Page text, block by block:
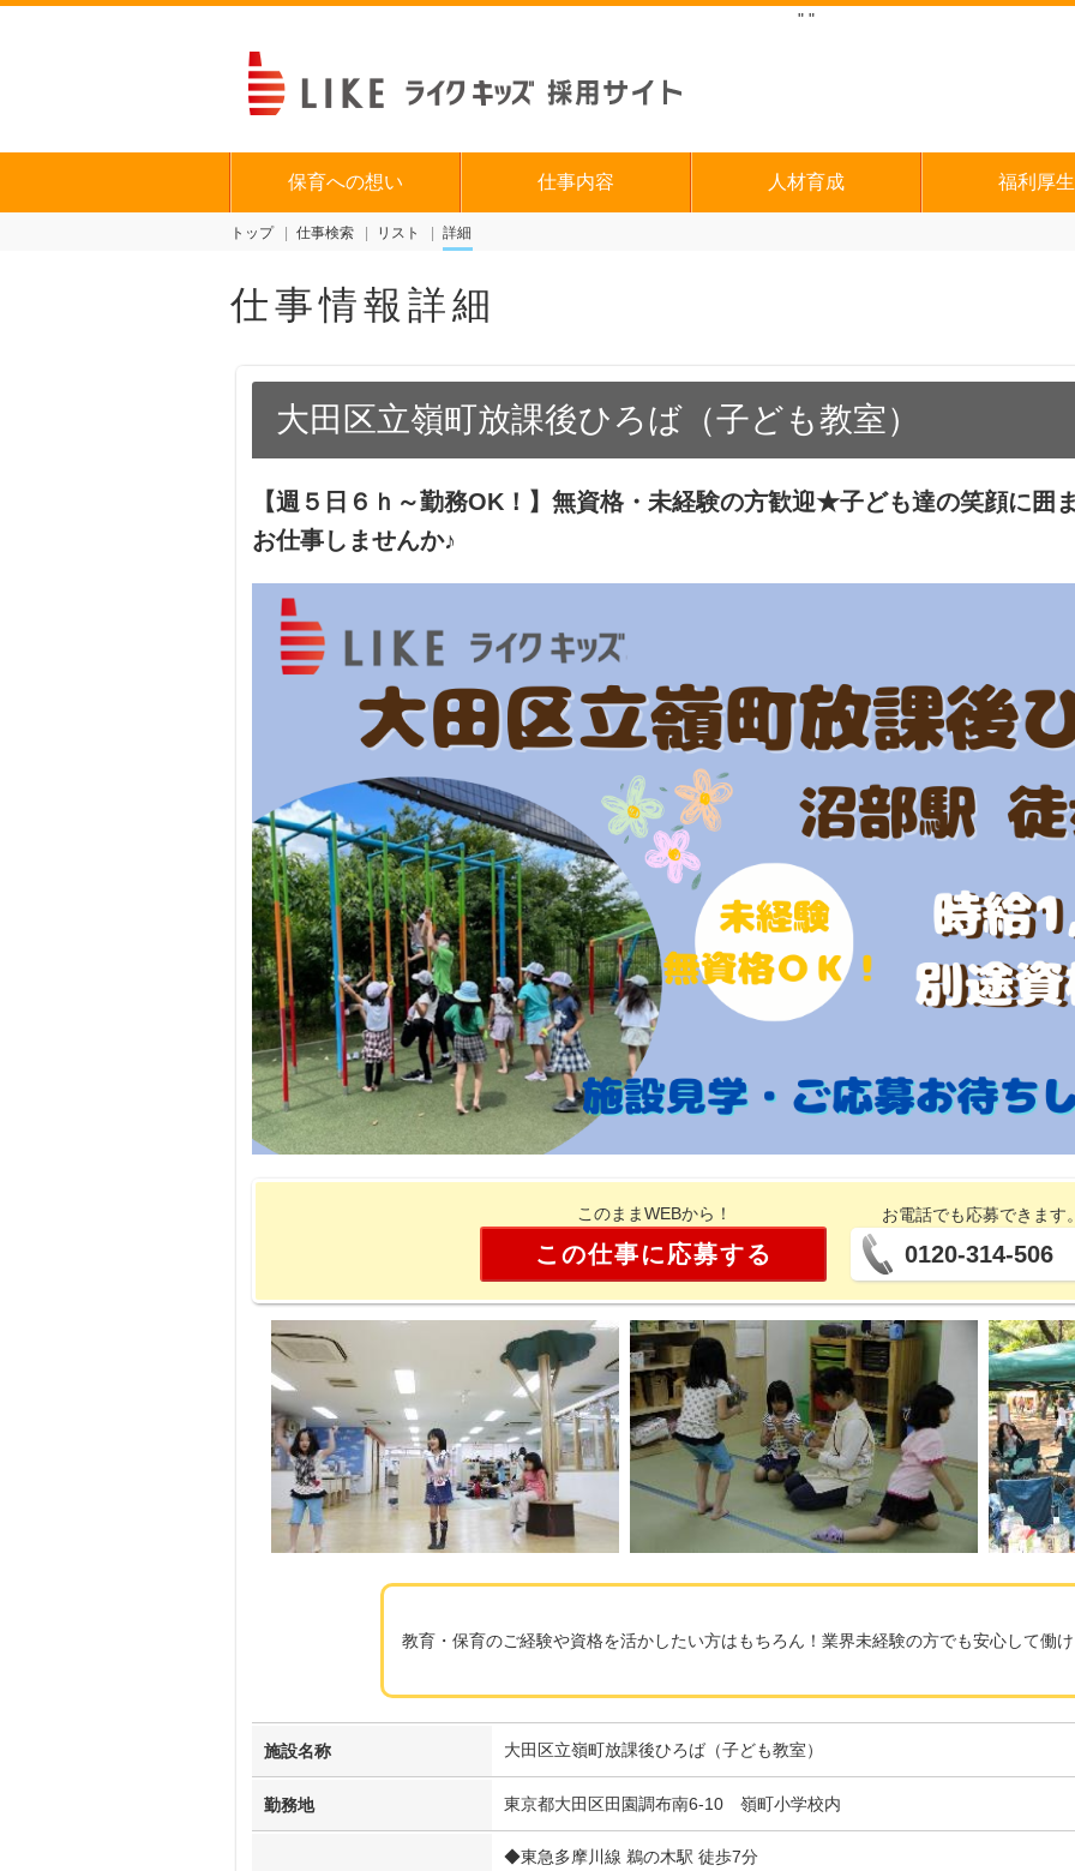
" "
保育への想い 仕事内容 人材育成 福利厚生
トップ 仕事検索 リスト 詳細
仕事情報詳細
大田区立嶺町放課後ひろば（子ども教室）
【週５日６ｈ～勤務OK！】無資格・未経験の方歓迎★子ども達の笑顔に囲
お仕事しませんか♪
このままWEBから！
この仕事に応募する
お電話でも応募できます
0120-314-506
教育・保育のご経験や資格を活かしたい方はもちろん！業界未経験の方でも安心して働
施設名称 大田区立嶺町放課後ひろば（子ども教室）
勤務地 東京都大田区田園調布南6-10 嶺町小学校内
◆東急多摩川線 鵜の木駅 徒歩7分